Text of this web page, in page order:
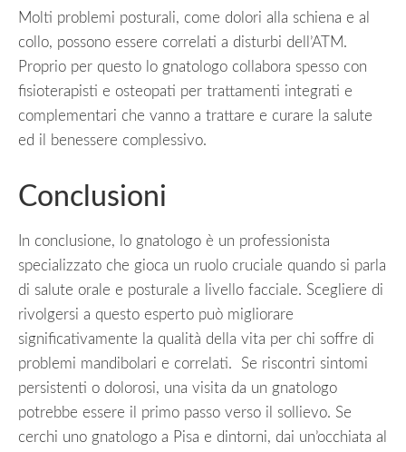
Molti problemi posturali, come dolori alla schiena e al
collo, possono essere correlati a disturbi dell’ATM.
Proprio per questo lo gnatologo collabora spesso con
fisioterapisti e osteopati per trattamenti integrati e
complementari che vanno a trattare e curare la salute
ed il benessere complessivo.
Conclusioni
In conclusione, lo gnatologo è un professionista
specializzato che gioca un ruolo cruciale quando si parla
di salute orale e posturale a livello facciale. Scegliere di
rivolgersi a questo esperto può migliorare
significativamente la qualità della vita per chi soffre di
problemi mandibolari e correlati. Se riscontri sintomi
persistenti o dolorosi, una visita da un gnatologo
potrebbe essere il primo passo verso il sollievo. Se
cerchi uno gnatologo a Pisa e dintorni, dai un’occhiata al